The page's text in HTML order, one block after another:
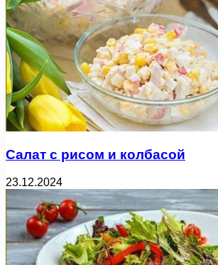
Салат с рисом и колбасой
23.12.2024